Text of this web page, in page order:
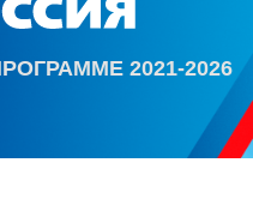
2021-2026